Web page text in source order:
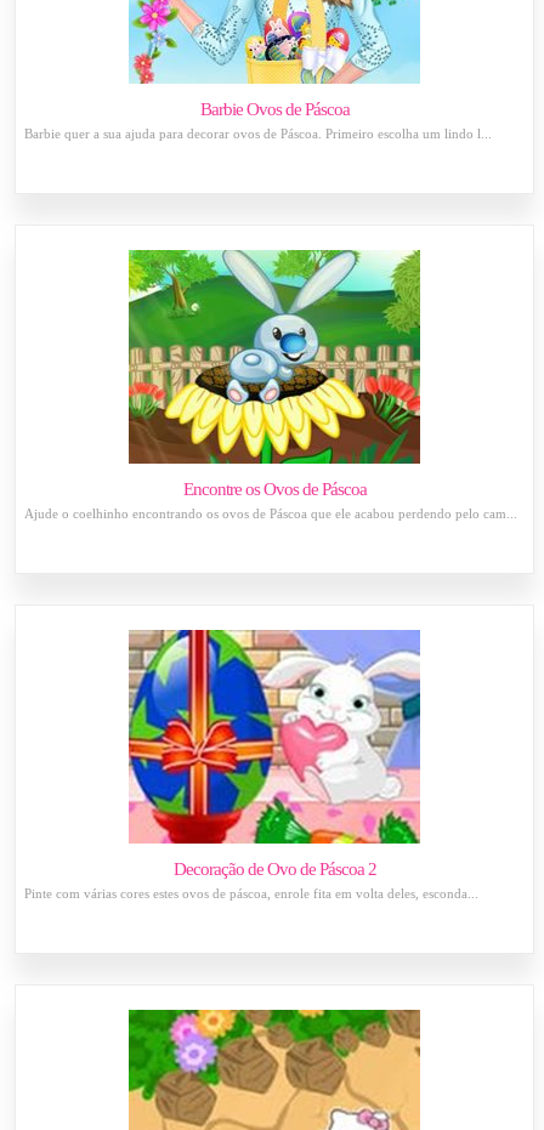
Barbie Ovos de Páscoa
Barbie quer a sua ajuda para decorar ovos de Páscoa. Primeiro escolha um lindo l...
Encontre os Ovos de Páscoa
Ajude o coelhinho encontrando os ovos de Páscoa que ele acabou perdendo pelo cam...
Decoração de Ovo de Páscoa 2
Pinte com várias cores estes ovos de páscoa, enrole fita em volta deles, esconda...